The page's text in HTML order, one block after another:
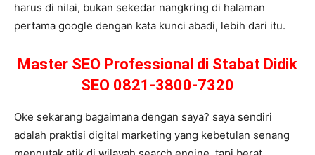
harus di nilai, bukan sekedar nangkring di halaman
pertama google dengan kata kunci abadi, lebih dari itu.
Master SEO Professional di Stabat Didik
SEO 0821-3800-7320
Oke sekarang bagaimana dengan saya? saya sendiri
adalah praktisi digital marketing yang kebetulan senang